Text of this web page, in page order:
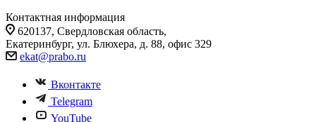
Контактная информация
620137, Свердловская область,
Екатеринбург, ул. Блюхера, д. 88, офис 329
ekat@prabo.ru
Вконтакте
Telegram
YouTube